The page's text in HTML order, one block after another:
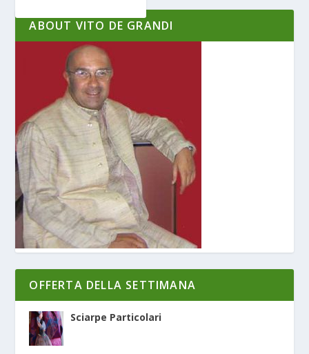
ABOUT VITO DE GRANDI
OFFERTA DELLA SETTIMANA
Sciarpe Particolari